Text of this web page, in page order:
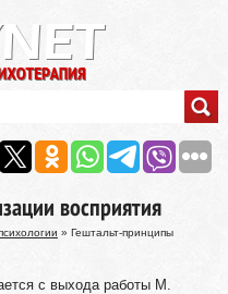
восприятия
» Гештальт-принципы
с выхода работы М.